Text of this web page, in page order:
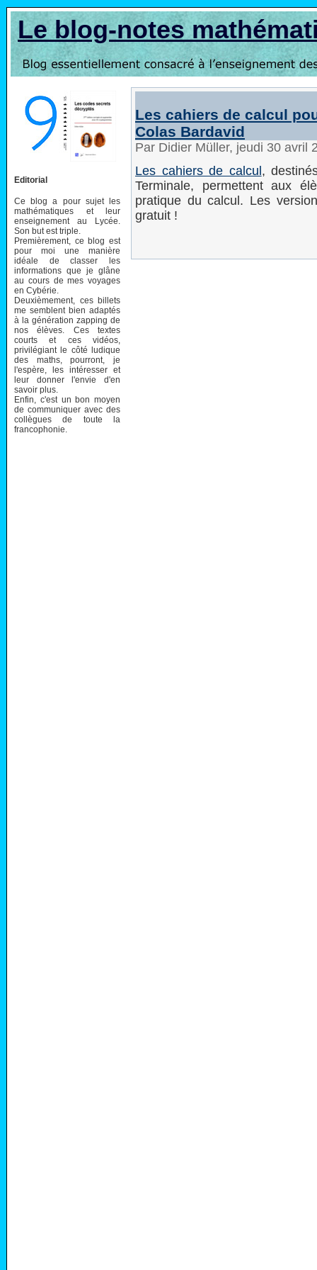
Le blog-notes
Editorial
Ce blog a pour sujet les
mathématiques et leur
enseignement au Lycée.
Son but est triple.
Premièrement, ce blog est
pour moi une manière
idéale de classer les
informations que je glâne
au cours de mes voyages
en Cybérie.
Deuxièmement, ces billets
me semblent bien adaptés
à la génération zapping de
nos élèves. Ces textes
courts et ces vidéos,
privilégiant le côté ludique
des maths, pourront, je
l'espère, les intéresser et
leur donner l'envie d'en
savoir plus.
Enfin, c'est un bon moyen
de communiquer avec des
collègues de toute la
francophonie.
Les cahiers de calcul
Colas Bardavid
Par Didier Müller, jeudi 30 avril
Les cahiers de calcul ,
Terminale, permettent aux
pratique du calcul. Les
gratuit !